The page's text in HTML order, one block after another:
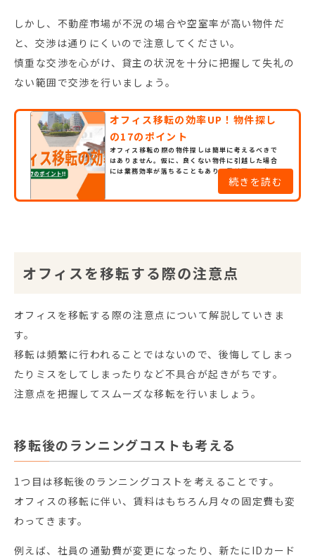
しかし、不動産市場が不況の場合や空室率が高い物件だ
と、交渉は通りにくいので注意してください。
慎重な交渉を心がけ、貸主の状況を十分に把握して失礼の
ない範囲で交渉を行いましょう。
オフィス移転の効率UP！物件探し
の17のポイント
オフィス移転の際の物件探しは簡単に考えるべきで
はありません。仮に、良くない物件に引越した場合
には業務効率が落ちることもあり、業績悪化にも繋
がりかねないからです。例えば、交通アクセスの悪い
地域に引越してしまった場合、外勤の営業マンのフ
ットワークが重くなるでしょう。しかも、個人のマン
続きを読む
オフィスを移転する際の注意点
オフィスを移転する際の注意点について解説していきま
す。
移転は頻繁に行われることではないので、後悔してしまっ
たりミスをしてしまったりなど不具合が起きがちです。
注意点を把握してスムーズな移転を行いましょう。
移転後のランニングコストも考える
1つ目は移転後のランニングコストを考えることです。
オフィスの移転に伴い、賃料はもちろん月々の固定費も変
わってきます。
例えば、社員の通勤費が変更になったり、新たにIDカード